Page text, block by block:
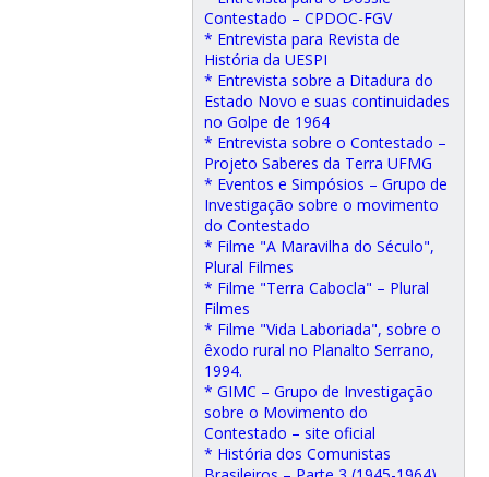
Contestado – CPDOC-FGV
* Entrevista para Revista de
História da UESPI
* Entrevista sobre a Ditadura do
Estado Novo e suas continuidades
no Golpe de 1964
* Entrevista sobre o Contestado –
Projeto Saberes da Terra UFMG
* Eventos e Simpósios – Grupo de
Investigação sobre o movimento
do Contestado
* Filme "A Maravilha do Século",
Plural Filmes
* Filme "Terra Cabocla" – Plural
Filmes
* Filme "Vida Laboriada", sobre o
êxodo rural no Planalto Serrano,
1994.
* GIMC – Grupo de Investigação
sobre o Movimento do
Contestado – site oficial
* História dos Comunistas